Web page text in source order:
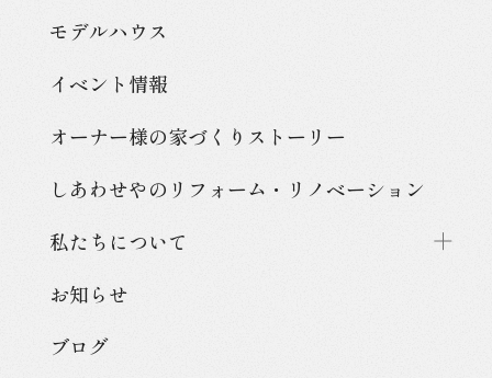
モデルハウス
イベント情報
オーナー様の家づくり ストーリー
しあわせやのリフォーム・ リノベーション
私たちについて
お知らせ
ブログ